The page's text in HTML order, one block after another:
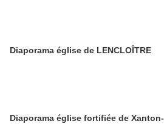
Diaporama église de LENCLOÎTRE
Diaporama église fortifiée de Xanton-